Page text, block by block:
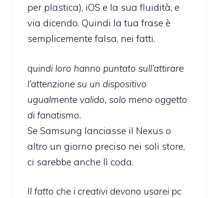
per plastica), iOS e la sua fluidità, e
via dicendo. Quindi la tua frase è
semplicemente falsa, nei fatti.
quindi loro hanno puntato sull’attirare
l’attenzione su un dispositivo
ugualmente valido, solo meno oggetto
di fanatismo.
Se Samsung lanciasse il Nexus o
altro un giorno preciso nei soli store,
ci sarebbe anche lì coda.
Il fatto che i creativi devono usarei pc